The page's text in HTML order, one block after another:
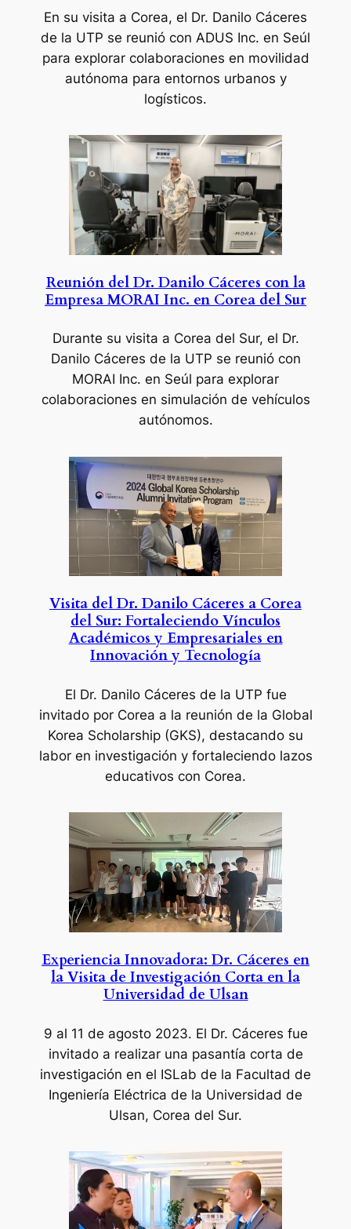
En su visita a Corea, el Dr. Danilo Cáceres
de la UTP se reunió con ADUS Inc. en Seúl
para explorar colaboraciones en movilidad
autónoma para entornos urbanos y
logísticos.
Reunión del Dr. Danilo Cáceres con la
Empresa MORAI Inc. en Corea del Sur
Durante su visita a Corea del Sur, el Dr.
Danilo Cáceres de la UTP se reunió con
MORAI Inc. en Seúl para explorar
colaboraciones en simulación de vehículos
autónomos.
Visita del Dr. Danilo Cáceres a Corea
del Sur: Fortaleciendo Vínculos
Académicos y Empresariales en
Innovación y Tecnología
El Dr. Danilo Cáceres de la UTP fue
invitado por Corea a la reunión de la Global
Korea Scholarship (GKS), destacando su
labor en investigación y fortaleciendo lazos
educativos con Corea.
Experiencia Innovadora: Dr. Cáceres en
la Visita de Investigación Corta en la
Universidad de Ulsan
9 al 11 de agosto 2023. El Dr. Cáceres fue
invitado a realizar una pasantía corta de
investigación en el ISLab de la Facultad de
Ingeniería Eléctrica de la Universidad de
Ulsan, Corea del Sur.